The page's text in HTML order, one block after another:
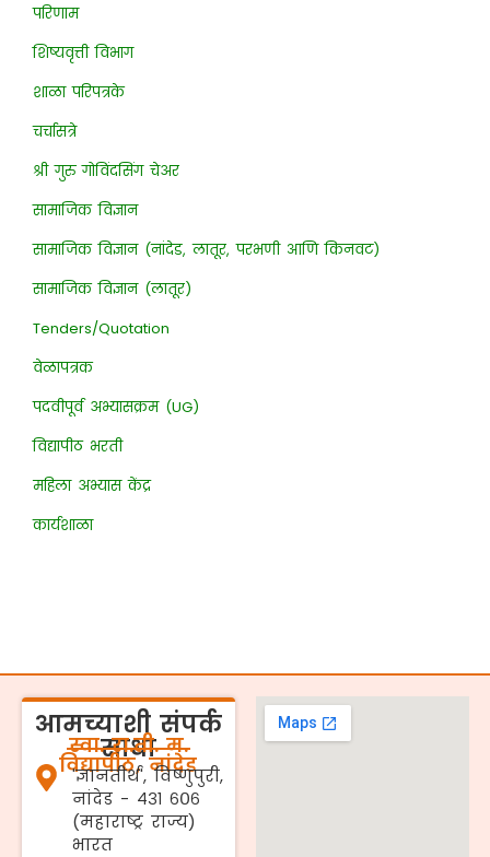
परिणाम
शिष्यवृत्ती विभाग
शाळा परिपत्रके
चर्चासत्रे
श्री गुरु गोविंदसिंग चेअर
सामाजिक विज्ञान
सामाजिक विज्ञान (नांदेड, लातूर, परभणी आणि किनवट)
सामाजिक विज्ञान (लातूर)
Tenders/Quotation
वेळापत्रक
पदवीपूर्व अभ्यासक्रम (UG)
विद्यापीठ भरती
महिला अभ्यास केंद्र
कार्यशाळा
आमच्याशी संपर्क
साधा
स्वा. रा.ती. म.
विद्यापीठ, नांदेड
'ज्ञानतीर्थ', विष्णुपुरी,
नांदेड - ४३१ ६०६
(महाराष्ट्र राज्य)
भारत